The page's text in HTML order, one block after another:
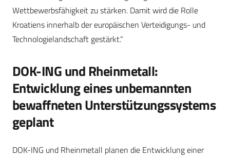
Wettbewerbsfähigkeit zu stärken. Damit wird die Rolle
Kroatiens innerhalb der europäischen Verteidigungs- und
Technologielandschaft gestärkt.“
DOK-ING und Rheinmetall:
Entwicklung eines unbemannten
bewaffneten Unterstützungssystems
geplant
DOK-ING und Rheinmetall planen die Entwicklung einer